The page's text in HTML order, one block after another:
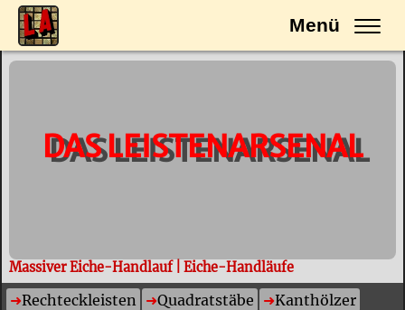
Menü
DAS LEISTENARSENAL
Massiver Eiche-Handlauf | Eiche-Handläufe
Rechteckleisten Quadratstäbe
Kanthölzer